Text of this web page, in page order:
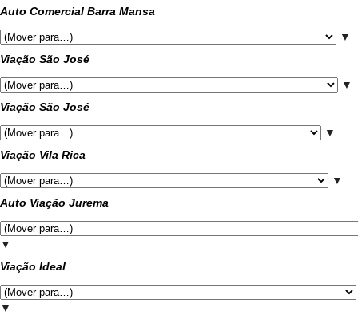
Auto Comercial Barra Mansa
▼
Viação São José
▼
Viação São José
▼
Viação Vila Rica
▼
Auto Viação Jurema
▼
Viação Ideal
▼